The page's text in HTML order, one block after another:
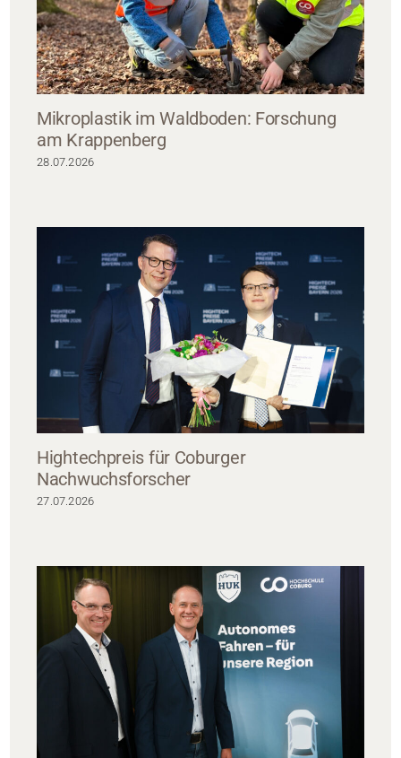
Mikroplastik im Waldboden: Forschung
am Krappenberg
28.07.2026
Hightechpreis für Coburger
Nachwuchsforscher
27.07.2026